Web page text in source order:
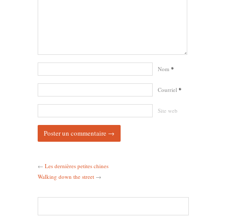
Nom *
Courriel *
Site web
← Les dernières petites chines
Walking down the street →